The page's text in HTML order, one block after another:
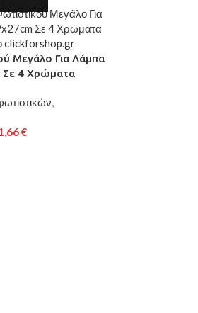
Μεγάλο Για Λάμπα
Σε 4 Χρώματα
,
€